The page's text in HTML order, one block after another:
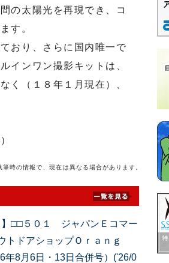
の太陽光を再現でき、コ
す。
おり、さらに国内唯一で
インワン撮影キットは、
く（１８年１月現在）、
筆時の情報で、現在は異なる場合があります。
】□□５０１ ジャパンＥコマー
ドアショップＯｒａｎｇ
年8月6日・13日合併号）('26/0